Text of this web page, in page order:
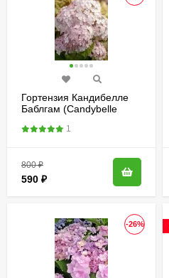
Гортензия Кандибелле
Баблгам (Candybelle
1
800₽
590 ₽
-26%